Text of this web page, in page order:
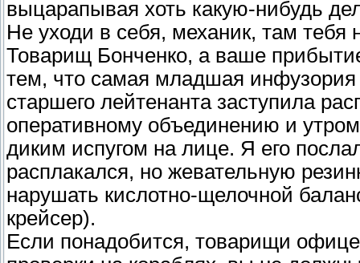
выцарапывая хоть какую-нибудь
Не уходи в себя, механик, там тебя
Товарищ Бонченко, а ваше
тем, что самая младшая
старшего лейтенанта заступила
оперативному объединению и
диким испугом на лице. Я его
расплакался, но жевательную
нарушать кислотно-щелочной
крейсер).
Если понадобится, товарищи